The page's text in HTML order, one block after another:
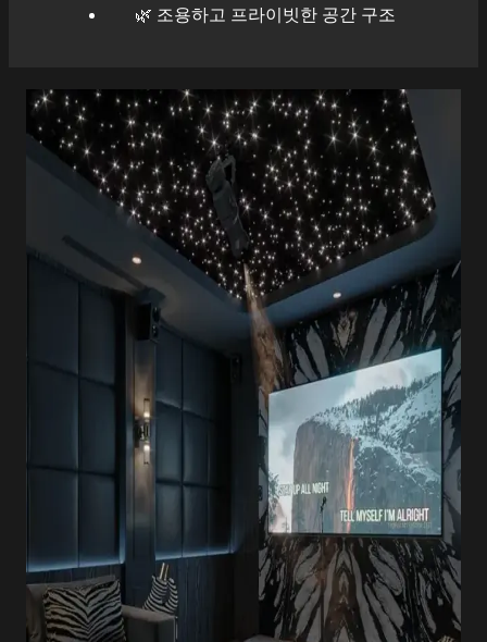
🌿 조용하고 프라이빗한 공간 구조